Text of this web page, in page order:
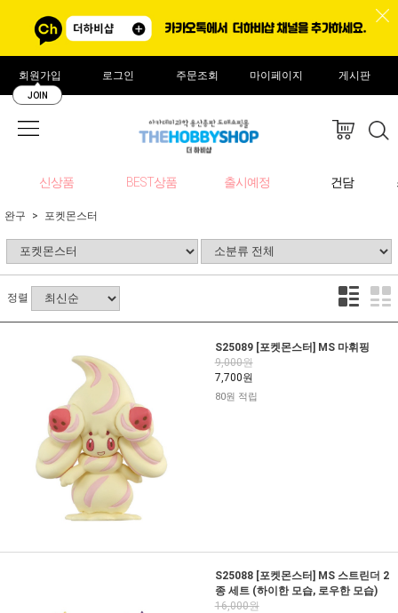
회원가입
JOIN
로그인 주문조회 마이페이지 게시판
신상품 BEST상품 출시예정 건담
완구 포켓몬스터
정렬
S25089 [포켓몬스터] MS 마휘핑
9,000원
7,700원
80원 적립
S25088 [포켓몬스터] MS 스트린더 2
종 세트 (하이한 모습, 로우한 모습)
16,000원